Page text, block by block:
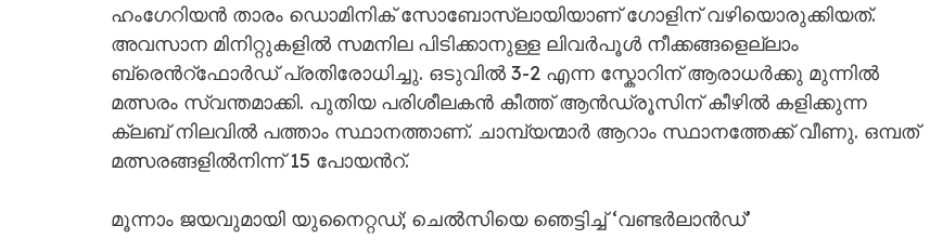
ഹംഗേറിയൻ താരം ഡൊമിനിക് സോബോസ്ലായിയാണ് ഗോളിന് വഴിയൊരുക്കിയത്.
അവസാന മിനിറ്റുകളിൽ സമനില പിടിക്കാനുള്ള ലിവർപൂൾ നീക്കങ്ങളെല്ലാം
ബ്രെന്‍റ്ഫോർഡ് പ്രതിരോധിച്ചു. ഒടുവിൽ 3-2 എന്ന സ്കോറിന് ആരാധർക്കു മുന്നിൽ
മത്സരം സ്വന്തമാക്കി. പുതിയ പരിശീലകൻ കീത്ത് ആൻഡ്രൂസിന് കീഴിൽ കളിക്കുന്ന
ക്ലബ് നിലവിൽ പത്താം സ്ഥാനത്താണ്. ചാമ്പ്യന്മാർ ആറാം സ്ഥാനത്തേക്ക് വീണു. ഒമ്പത്
മത്സരങ്ങളിൽനിന്ന് 15 പോയന്‍റ്.
മൂന്നാം ജയവുമായി യുനൈറ്റഡ്; ചെൽസിയെ ഞെട്ടിച്ച് ‘വണ്ടർലാൻഡ്’